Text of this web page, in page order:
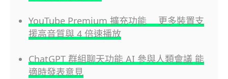
YouTube Premium 擴充功能 更多裝置支
援高音質與 4 倍速播放
ChatGPT 群組聊天功能 AI 參與人類會議 能
適時發表意見